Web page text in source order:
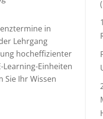
in
Lehrgang
hocheffizienter
Einheiten
Sie Ihr Wissen